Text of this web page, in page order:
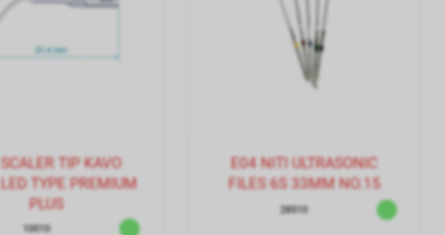
TIP KAVO
TYPE PREMIUM
PLUS
10010
E04 NITI ULTRASONIC
FILES 6S 33MM NO.15
28510